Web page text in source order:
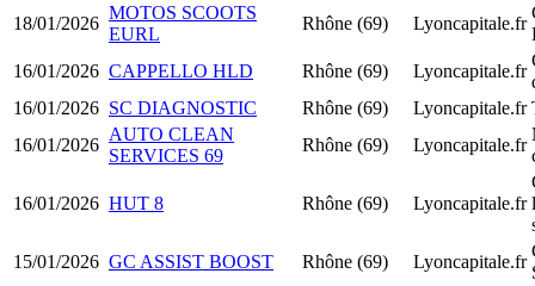
18/01/2026
MOTOS SCOOTS
EURL
Rhône (69) Lyoncapitale.fr
16/01/2026 CAPPELLO HLD Rhône (69) Lyoncapitale.fr
16/01/2026 SC DIAGNOSTIC Rhône (69) Lyoncapitale.fr
16/01/2026
AUTO CLEAN
SERVICES 69
Rhône (69) Lyoncapitale.fr
16/01/2026 HUT 8 Rhône (69) Lyoncapitale.fr
15/01/2026 GC ASSIST BOOST Rhône (69) Lyoncapitale.fr